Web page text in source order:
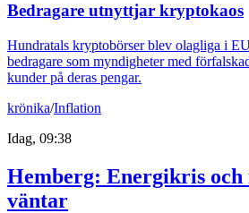
Bedragare utnyttjar kryptokaos
Hundratals kryptobörser blev olagliga i
bedragare som myndigheter med
kunder på deras pengar.
krönika/Inflation
Idag, 09:38
Hemberg: Energikris
väntar